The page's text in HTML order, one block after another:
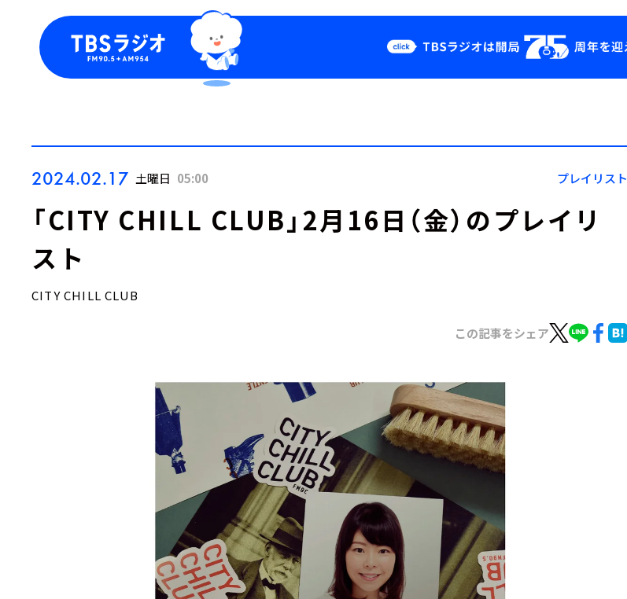
Podcast
YouTube
会社情報
2024.02.17 土曜日 05:00 プレイリスト
「CITY CHILL CLUB」2月16日（金）のプレイリ
スト
CITY CHILL CLUB
この記事をシェア